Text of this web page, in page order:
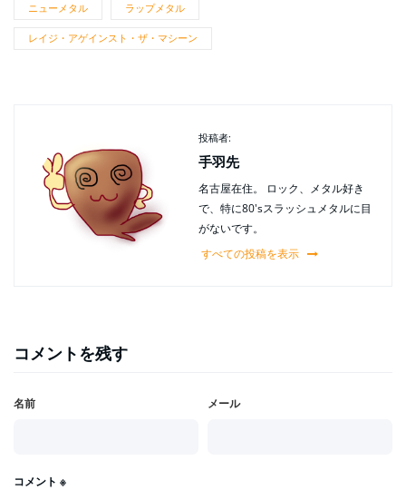
ニューメタル ラップメタル
レイジ・アゲインスト・ザ・マシーン
投稿者:
手羽先
名古屋在住。 ロック、メタル好き
で、特に80'sスラッシュメタルに目
がないです。
すべての投稿を表示
コメントを残す
名前 メール
コメント ※